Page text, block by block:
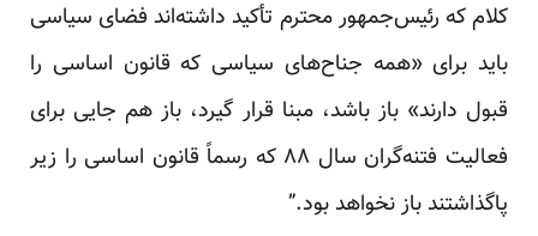
کلام که رئیس‌جمهور محترم تأکید داشته‌اند فضای سیاسی
باید برای «همه جناح‌های سیاسی که قانون اساسی را
قبول دارند» باز باشد، مبنا قرار گیرد، باز هم جایی برای
فعالیت فتنه‌گران سال ۸۸ که رسماً قانون اساسی را زیر
پاگذاشتند باز نخواهد بود.”